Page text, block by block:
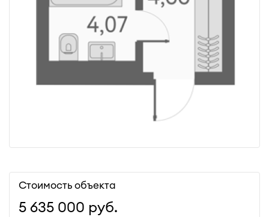
Стоимость объекта
5 635 000 руб.